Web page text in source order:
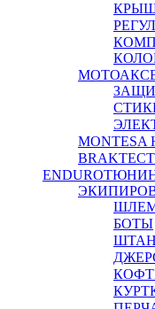
MONTESA
BRAKTEC
ENDURO
БОТЫ